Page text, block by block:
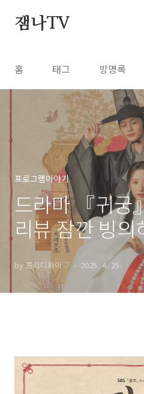
잼나TV
홈 태그 방명록
프로그램이야기
드라마 『귀궁
리뷰 잠깐 빙
갇혀버린 이무
by 프리디와이♡ 2025. 4. 25.